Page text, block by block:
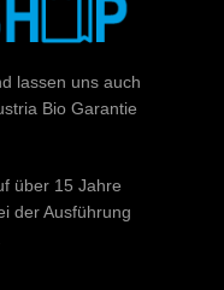
lassen uns auch
Bio Garantie
über 15 Jahre
der Ausführung